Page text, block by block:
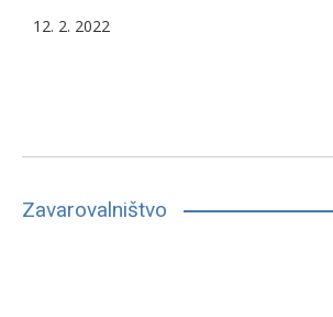
12. 2. 2022
Zavarovalništvo